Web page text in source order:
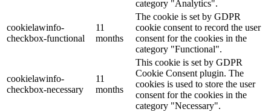
category "Analytics".
cookielawinfo-
checkbox-functional
11
months
The cookie is set by GDPR
cookie consent to record the user
consent for the cookies in the
category "Functional".
cookielawinfo-
checkbox-necessary
11
months
This cookie is set by GDPR
Cookie Consent plugin. The
cookies is used to store the user
consent for the cookies in the
category "Necessary".